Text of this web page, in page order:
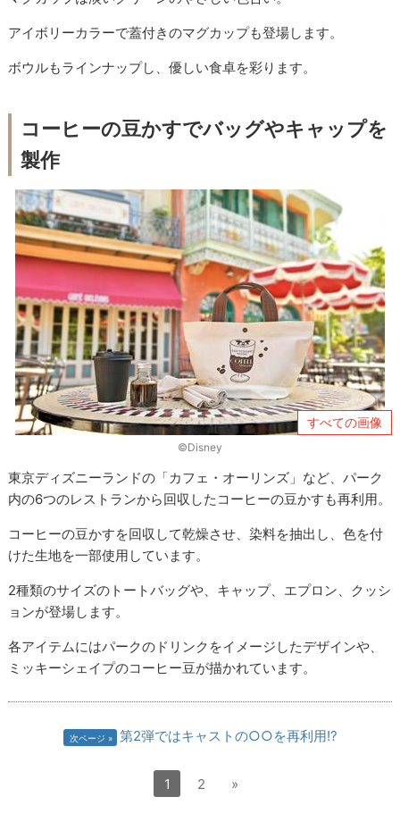
アイボリーカラーで蓋付きのマグカップも登場します。
ボウルもラインナップし、優しい食卓を彩ります。
コーヒーの豆かすでバッグやキャップを
製作
すべての画像
©Disney
東京ディズニーランドの「カフェ・オーリンズ」など、パーク
内の6つのレストランから回収したコーヒーの豆かすも再利用。
コーヒーの豆かすを回収して乾燥させ、染料を抽出し、色を付
けた生地を一部使用しています。
2種類のサイズのトートバッグや、キャップ、エプロン、クッシ
ョンが登場します。
各アイテムにはパークのドリンクをイメージしたデザインや、
ミッキーシェイプのコーヒー豆が描かれています。
次ページ 第2弾ではキャストの○○を再利用!?
1 2 »